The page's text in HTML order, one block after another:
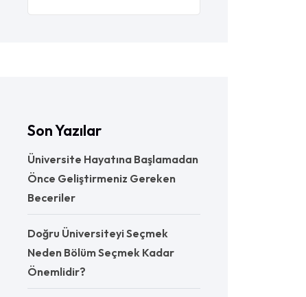
Son Yazılar
Üniversite Hayatına Başlamadan
Önce Geliştirmeniz Gereken
Beceriler
Doğru Üniversiteyi Seçmek
Neden Bölüm Seçmek Kadar
Önemlidir?